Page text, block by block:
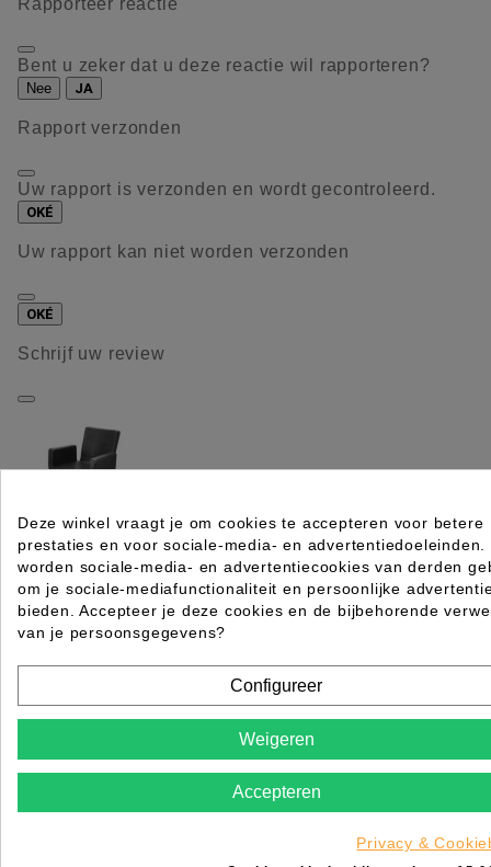
Rapporteer reactie
Bent u zeker dat u deze reactie wil rapporteren?
Nee JA
Rapport verzonden
Uw rapport is verzonden en wordt gecontroleerd.
OKÉ
Uw rapport kan niet worden verzonden
OKÉ
Schrijf uw review
SIBEL kappersstoel Attractio met ronde voet CROCO
Rating forQuality
Uw naam
Deze winkel vraagt je om cookies te accepteren voor betere
prestaties en voor sociale-media- en advertentiedoeleinden.
worden sociale-media- en advertentiecookies van derden
om je sociale-mediafunctionaliteit en persoonlijke
bieden. Accepteer je deze cookies en de bijbehorende
van je persoonsgegevens?
Configureer
Weigeren
Accepteren
Privacy &